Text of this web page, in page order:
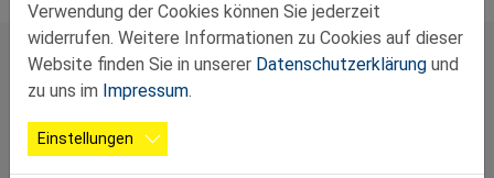
Verwendung der Cookies können Sie jederzeit
widerrufen. Weitere Informationen zu Cookies auf dieser
Website finden Sie in unserer Datenschutzerklärung und
zu uns im Impressum.
Einstellungen